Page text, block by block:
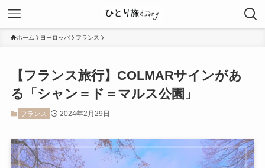
ホーム ヨーロッパ フランス
【フランス旅行】COLMARサインがあ
る「シャン＝ド＝マルス公園」
フランス 2024年2月29日